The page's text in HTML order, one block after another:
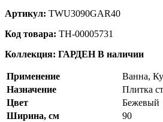
Артикул: TWU3090GAR40
Код товара: ТН-00005731
Коллекция: ГАРДЕН В наличии
Применение
Ванна,
Назначение
Плитка
Цвет
Бежевый
Ширина, см
90